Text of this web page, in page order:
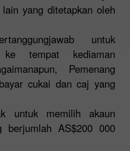
yang ditetapkan oleh
untuk
ke tempat kediaman
Pemenang
cukai dan caj yang
untuk memilih akaun
berjumlah AS$200 000